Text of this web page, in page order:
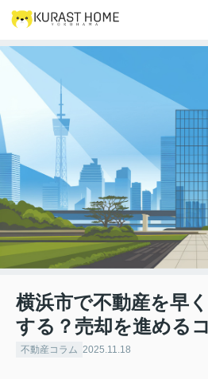
横浜市で不動産を早
する？売却を進める
不動産コラム 2025.11.18